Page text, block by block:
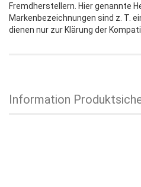
Fremdherstellern. Hier genannte
Markenbezeichnungen sind z. T.
dienen nur zur Klärung der
Information